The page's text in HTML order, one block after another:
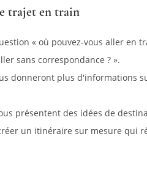
trajet en train
« où pouvez-vous aller en
sans correspondance ? ».
donneront plus d'informations
présentent des idées de
un itinéraire sur mesure qui